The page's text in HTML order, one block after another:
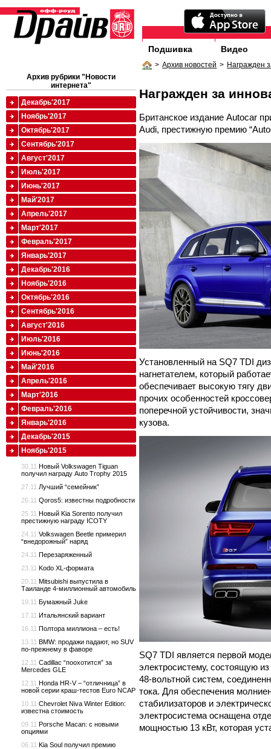
Подшивка Видео
> Архив новостей > Награжден
Награжден за
Британское издание Autocar
Audi, престижную премию
Установленный на SQ7 TDI
нагнетателем, который
обеспечивает высокую тягу
прочих особенностей
поперечной устойчивости,
кузова.
SQ7 TDI является первой
электросистему, состоящую
48-вольтной систем,
тока. Для обеспечения
стабилизаторов и
электросистема оснащена
мощностью 13 кВт, которая
Архив рубрики "Новости
интернета"
Декабрь'2017
Ноябрь'2017
Октябрь'2017
Сентябрь'2017
Август'2017
Июль'2017
Июнь'2017
Май'2017
Апрель'2017
Март'2017
Февраль'2017
Январь'2017
Декабрь'2016
Ноябрь'2016
Октябрь'2016
Сентябрь'2016
Август'2016
Июль'2016
Июнь'2016
Май'2016
Апрель'2016
Март'2016
Февраль'2016
Январь'2016
Декабрь'2015
Ноябрь'2015
30.11 Новый Volkswagen Tiguan
получил награду Auto Trophy 2015
27.11 Лучший “семейник”
26.11 Qoros5: известны подробности
25.11 Новый Kia Sorento получил
престижную награду ICOTY
24.11 Volkswagen Beetle примерил
“внедорожный” наряд
24.11 Перезаряженный
23.11 Kodo XL-формата
20.11 Mitsubishi выпустила в
Таиланде 4-миллионный автомобиль
19.11 Бумажный Juke
17.11 Итальянский вариант
16.11 Полтора миллиона – есть!
13.11 BMW: продажи падают, но SUV
по-прежнему в фаворе
12.11 Cadillac “поохотится” за
Mercedes GLE
12.11 Honda HR-V – “отличница” в
новой серии краш-тестов Euro NCAP
10.11 Chevrolet Niva Winter Edition:
известна стоимость
09.11 Porsche Macan: с новыми
опциями
06.11 Kia Soul получил премию